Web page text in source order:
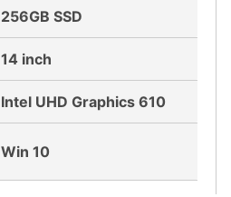
256GB SSD
14 inch
Intel UHD Graphics 610
Win 10